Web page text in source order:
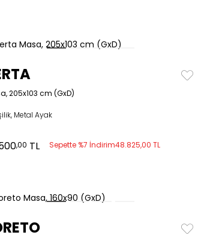
205x103 cm (GxD)
Metal Ayak
,00 TL Sepette %7 İndirim48.825,00 TL